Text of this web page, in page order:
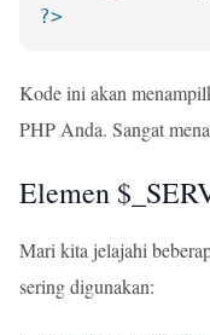
?>
Kode ini akan
PHP Anda. Sangat
Elemen
Mari kita jelajahi
sering digunakan: